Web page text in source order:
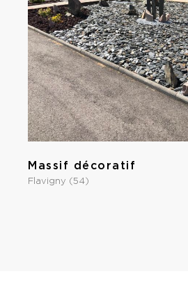
Massif décoratif
Flavigny (54)